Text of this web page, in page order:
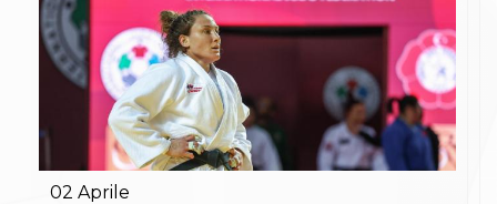
Partners
Trasparenza
La disciplina
News
Attività Didattica
Gare e Risultati
Albi Federali
02 Aprile